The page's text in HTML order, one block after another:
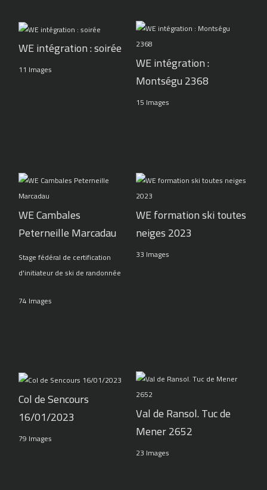
WE intégration : soirée
11 Images
WE intégration :
Montségu 2368
15 Images
WE Cambales
Peterneille Marcadau
Stage fédéral de certification
d'initiateur de ski de randonnée
74 Images
WE formation ski toutes
neiges 2023
33 Images
Col de Sencours
16/01/2023
79 Images
Val de Ransol. Tuc de
Mener 2652
23 Images